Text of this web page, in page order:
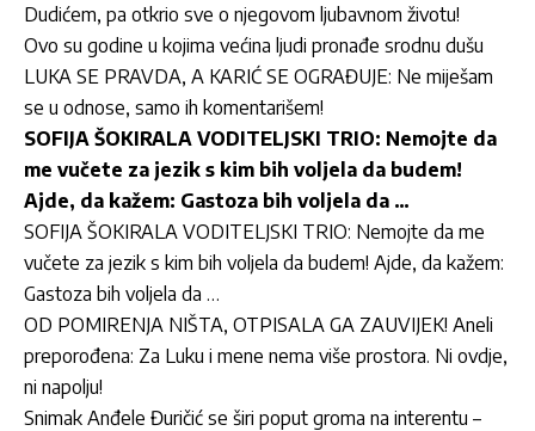
Dudićem, pa otkrio sve o njegovom ljubavnom životu!
Ovo su godine u kojima većina ljudi pronađe srodnu dušu
LUKA SE PRAVDA, A KARIĆ SE OGRAĐUJE: Ne miješam
se u odnose, samo ih komentarišem!
SOFIJA ŠOKIRALA VODITELJSKI TRIO: Nemojte da
me vučete za jezik s kim bih voljela da budem!
Ajde, da kažem: Gastoza bih voljela da …
SOFIJA ŠOKIRALA VODITELJSKI TRIO: Nemojte da me
vučete za jezik s kim bih voljela da budem! Ajde, da kažem:
Gastoza bih voljela da …
OD POMIRENJA NIŠTA, OTPISALA GA ZAUVIJEK! Aneli
preporođena: Za Luku i mene nema više prostora. Ni ovdje,
ni napolju!
Snimak Anđele Đuričić se širi poput groma na interentu –